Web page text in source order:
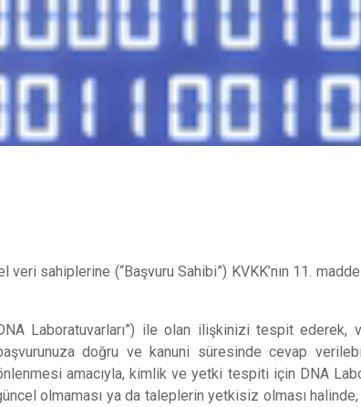
sahiplerine (“Başvuru Sahibi”) KVKK’nın 11.
Laboratuvarları”) ile olan ilişkinizi tespit ederek,
doğru ve kanuni süresinde cevap
amacıyla, kimlik ve yetki tespiti için DNA
olmaması ya da taleplerin yetkisiz olması